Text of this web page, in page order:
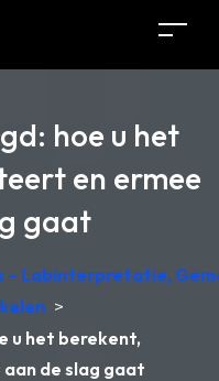
hoe u het
en ermee
gaat
Labinterpretatie,
>
u het berekent,
de slag gaat